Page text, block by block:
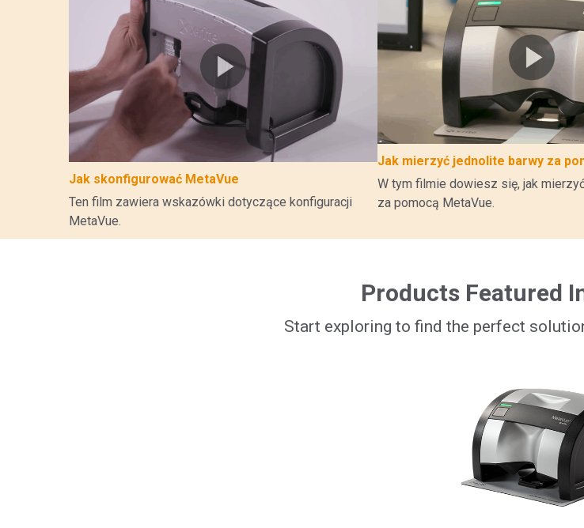
Jak skonfigurować MetaVue
Ten film zawiera wskazówki dotyczące konfiguracji
MetaVue.
Jak mierzyć jednolite barwy za
W tym filmie dowiesz się, jak
za pomocą MetaVue.
Products Featured
Start exploring to find the perfect